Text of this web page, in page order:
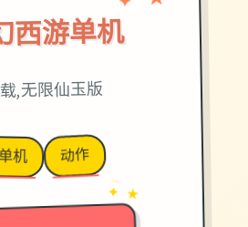
西游单机
★
,无限仙玉版
单机 动作
→
✦ ★